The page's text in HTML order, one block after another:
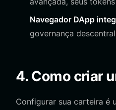
Navegador DApp
governança
4. Como criar
Configurar sua carteira é